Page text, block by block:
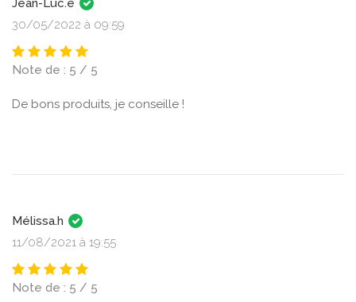
Jean-Luc.e
30/05/2022 à 09:59
Note de : 5 / 5
De bons produits, je conseille !
Mélissa.h
11/08/2021 à 19:55
Note de : 5 / 5